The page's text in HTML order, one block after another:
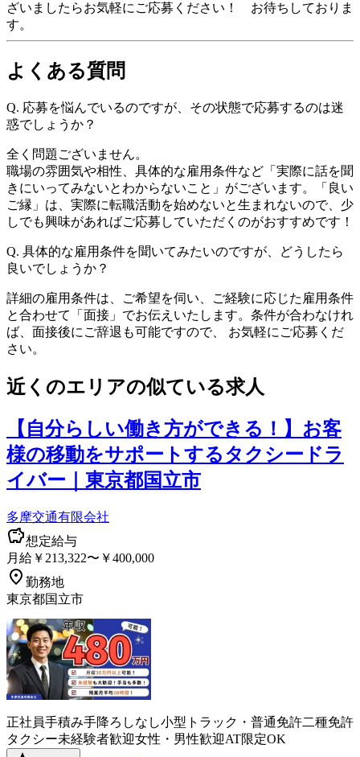
ざいましたらお気軽にご応募ください！ お待ちしておりま
す。
よくある質問
Q. 応募を悩んでいるのですが、その状態で応募するのは迷
惑でしょうか？
全く問題ございません。
職場の雰囲気や相性、具体的な雇用条件など「実際に話を聞
きにいってみないとわからないこと」がございます。「良い
ご縁」は、実際に転職活動を始めないと生まれないので、少
しでも興味があればご応募していただくのがおすすめです！
Q. 具体的な雇用条件を聞いてみたいのですが、どうしたら
良いでしょうか？
詳細の雇用条件は、ご希望を伺い、ご経験に応じた雇用条件
と合わせて「面接」でお伝えいたします。条件が合わなけれ
ば、面接後にご辞退も可能ですので、 お気軽にご応募くだ
さい。
近くのエリアの似ている求人
【自分らしい働き方ができる！】お客
様の移動をサポートするタクシードラ
イバー｜東京都国立市
多摩交通有限会社
想定給与
月給￥213,322〜￥400,000
勤務地
東京都国立市
正社員手積み手降ろしなし小型トラック・普通免許二種免許
タクシー未経験者歓迎女性・男性歓迎AT限定OK